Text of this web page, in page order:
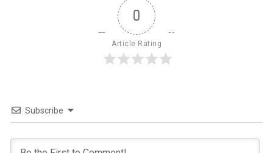
0
Article Rating
Subscribe